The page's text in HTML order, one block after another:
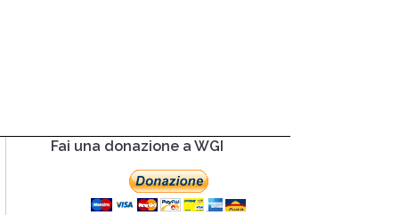
Fai una donazione a WGI